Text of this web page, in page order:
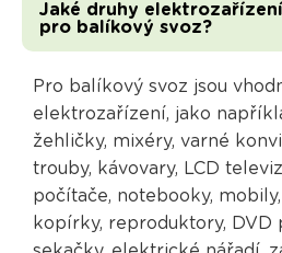
Jaké druhy
pro balíkový svoz?
Pro balíkový svoz jsou
elektrozařízení, jako
žehličky, mixéry, varné
trouby, kávovary, LCD
počítače, notebooky,
kopírky, reproduktory, DVD